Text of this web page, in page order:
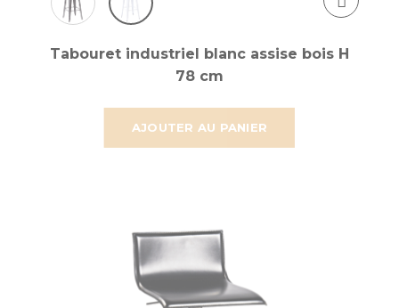
AJOUTER AU PANIER
Tabouret industriel blanc assise bois H
78 cm